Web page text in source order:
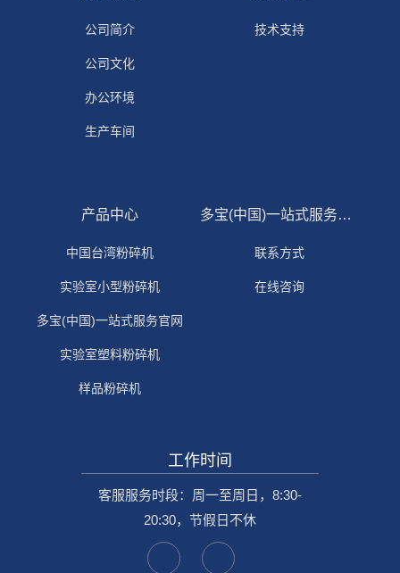
公司简介
公司文化
办公环境
生产车间
技术支持
产品中心
中国台湾粉碎机
实验室小型粉碎机
多宝(中国)一站式服务官网
实验室塑料粉碎机
样品粉碎机
多宝(中国)一站式服务官网
联系方式
在线咨询
工作时间
客服服务时段：周一至周日，8:30-
20:30，节假日不休